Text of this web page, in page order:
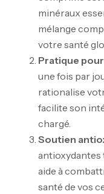
minéraux
mélange
votre santé
Pratique
une fois par
rationalise
facilite son
chargé.
Soutien
antioxydantes
aide à
santé de vos